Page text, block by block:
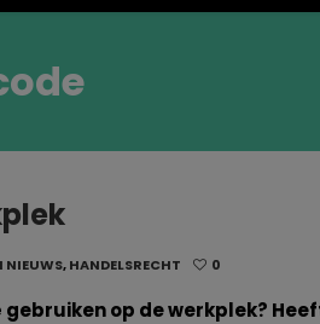
NIEUWS,HANDELSRECHT 0
op de werkplek?